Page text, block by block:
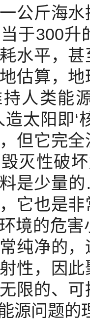
公斤海
于300升
水平，
估算，
人类能
造太阳即‘
但它完
灭性破
是少量
它也是
境的危害
纯净的
性，因
限的、
源问题的